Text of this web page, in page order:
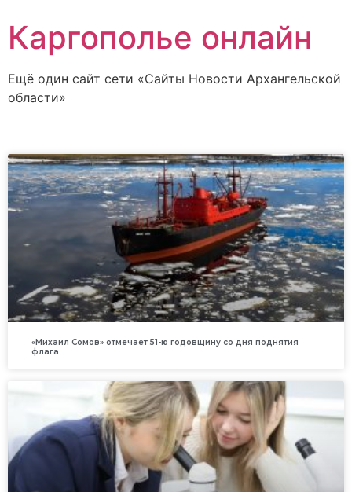
Каргополье онлайн
Ещё один сайт сети «Сайты Новости Архангельской
области»
«Михаил Сомов» отмечает 51-ю годовщину со дня поднятия
флага